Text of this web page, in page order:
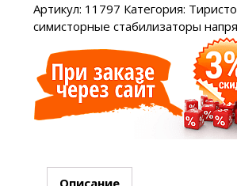
Артикул: 11797 Категория:
симисторные стабилизаторы
Описание